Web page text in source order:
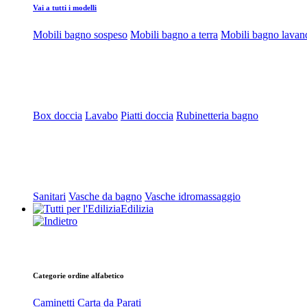
Vai a tutti i modelli
Mobili bagno sospeso Mobili bagno a terra Mobili bagno
Box doccia Lavabo Piatti doccia Rubinetteria bagno
Sanitari Vasche da bagno Vasche idromassaggio
Edilizia
Categorie ordine alfabetico
Caminetti Carta da Parati